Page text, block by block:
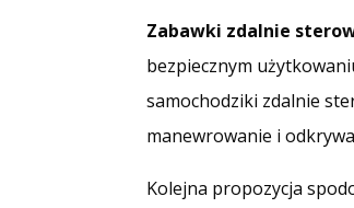
Zabawki zdalnie
bezpiecznym
samochodziki zdalnie
manewrowanie i
Kolejna propozycja